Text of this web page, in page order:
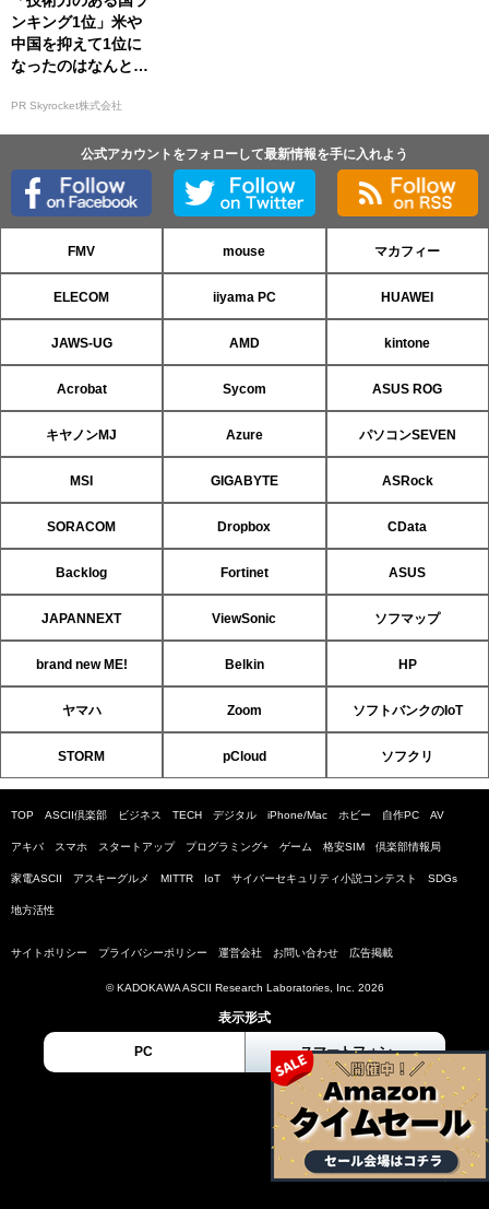
ンキング1位」米や
中国を抑えて1位に
なったのはなんと…
PR Skyrocket株式会社
公式アカウントをフォローして最新情報を手に入れよう
FMV mouse マカフィー
ELECOM iiyama PC HUAWEI
JAWS-UG AMD kintone
Acrobat Sycom ASUS ROG
キヤノンMJ Azure パソコンSEVEN
MSI GIGABYTE ASRock
SORACOM Dropbox CData
Backlog Fortinet ASUS
JAPANNEXT ViewSonic ソフマップ
brand new ME! Belkin HP
ヤマハ Zoom ソフトバンクのIoT
STORM pCloud ソフクリ
TOP ASCII倶楽部 ビジネス TECH デジタル iPhone/Mac ホビー 自作PC AV
アキバ スマホ スタートアップ プログラミング+ ゲーム 格安SIM 倶楽部情報局
家電ASCII アスキーグルメ MITTR IoT サイバーセキュリティ小説コンテスト SDGs
地方活性
サイトポリシー プライバシーポリシー 運営会社 お問い合わせ 広告掲載
© KADOKAWA ASCII Research Laboratories, Inc. 2026
表示形式
PC スマートフォン